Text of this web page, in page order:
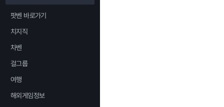
팟벤 바로가기
치지직
차벤
걸그룹
여행
해외게임정보